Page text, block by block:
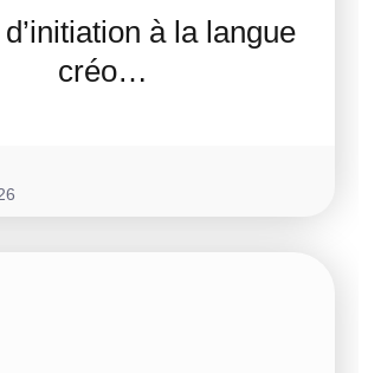
à la langue
créo…